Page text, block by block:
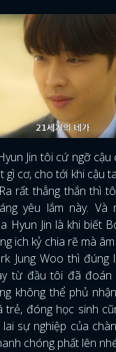
Jin tôi cứ ngỡ cậu
gì cơ, cho tới khi cậu
rất thẳng thắn thì
yêu lắm này. Và
Hyun Jin là khi biết
ich kỷ chia rẽ mà
Jung Woo thì đúng
từ đầu tôi đã
không thể phủ
trẻ, đóng học sinh
lai sự nghiệp của
chóng phất lên